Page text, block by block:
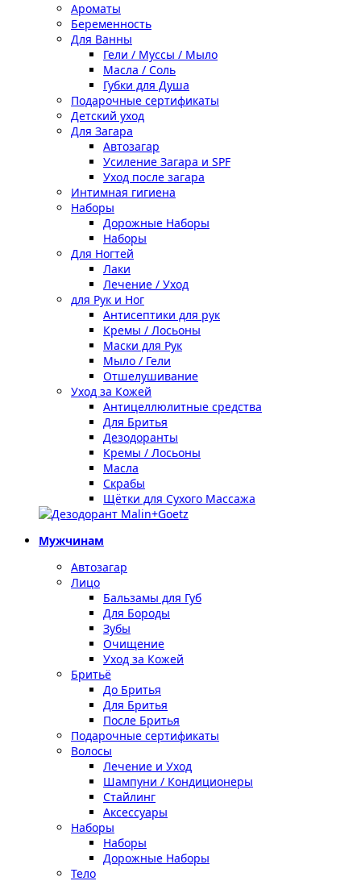
Ароматы
Беременность
Для Ванны
Гели / Муссы / Мыло
Масла / Соль
Губки для Душа
Подарочные сертификаты
Детский уход
Для Загара
Автозагар
Усиление Загара и SPF
Уход после загара
Интимная гигиена
Наборы
Дорожные Наборы
Наборы
Для Ногтей
Лаки
Лечение / Уход
для Рук и Ног
Антисептики для рук
Кремы / Лосьоны
Маски для Рук
Мыло / Гели
Отшелушивание
Уход за Кожей
Антицеллюлитные средства
Для Бритья
Дезодоранты
Кремы / Лосьоны
Масла
Скрабы
Щётки для Сухого Массажа
Мужчинам
Автозагар
Лицо
Бальзамы для Губ
Для Бороды
Зубы
Очищение
Уход за Кожей
Бритьё
До Бритья
Для Бритья
После Бритья
Подарочные сертификаты
Волосы
Лечение и Уход
Шампуни / Кондиционеры
Стайлинг
Аксессуары
Наборы
Наборы
Дорожные Наборы
Тело